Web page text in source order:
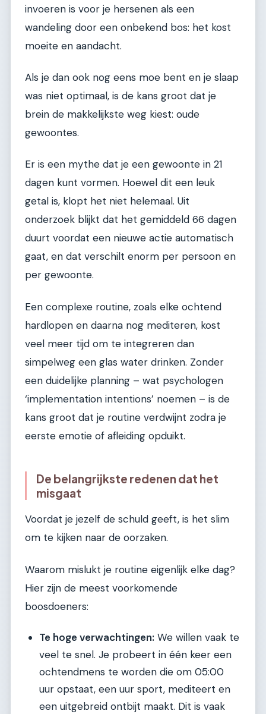
invoeren is voor je hersenen als een
wandeling door een onbekend bos: het kost
moeite en aandacht.
Als je dan ook nog eens moe bent en je slaap
was niet optimaal, is de kans groot dat je
brein de makkelijkste weg kiest: oude
gewoontes.
Er is een mythe dat je een gewoonte in 21
dagen kunt vormen. Hoewel dit een leuk
getal is, klopt het niet helemaal. Uit
onderzoek blijkt dat het gemiddeld 66 dagen
duurt voordat een nieuwe actie automatisch
gaat, en dat verschilt enorm per persoon en
per gewoonte.
Een complexe routine, zoals elke ochtend
hardlopen en daarna nog mediteren, kost
veel meer tijd om te integreren dan
simpelweg een glas water drinken. Zonder
een duidelijke planning – wat psychologen
‘implementation intentions’ noemen – is de
kans groot dat je routine verdwijnt zodra je
eerste emotie of afleiding opduikt.
De belangrijkste redenen dat het
misgaat
Voordat je jezelf de schuld geeft, is het slim
om te kijken naar de oorzaken.
Waarom mislukt je routine eigenlijk elke dag?
Hier zijn de meest voorkomende
boosdoeners:
Te hoge verwachtingen: We willen vaak te
veel te snel. Je probeert in één keer een
ochtendmens te worden die om 05:00
uur opstaat, een uur sport, mediteert en
een uitgebreid ontbijt maakt. Dit is vaak